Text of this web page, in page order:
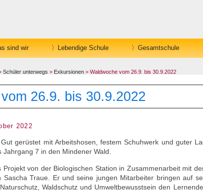
sind wir Lebendige Schule Gesamtschule
Schüler unterwegs > Exkursionen > Waldwoche vom 26.9. bis 30.9.2022
26.9. bis 30.9.2022
2022
gerüstet mit Arbeitshosen, festem Schuhwerk und guter
7 in den Mindener Wald.
Projekt von der Biologischen Station in Zusammenarbeit mit
Sascha Traue. Er und seine jungen Mitarbeiter bringen auf
Waldschutz und Umweltbewusstsein den